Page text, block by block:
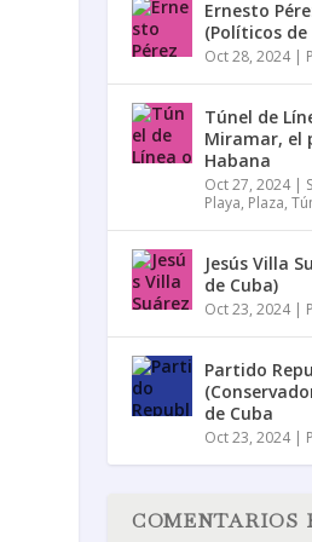
Ernesto
(Políticos de
Oct 28, 2024|
Túnel de
Miramar, el
Habana
Oct 27, 2024|
Playa, Plaza,
Jesús Villa
de Cuba)
Oct 23, 2024|
Partido
de Cuba
Oct 23, 2024|
COMENTARIOS